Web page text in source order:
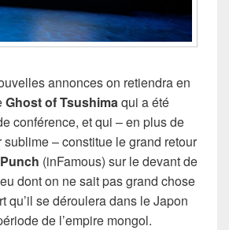
annonces on retiendra en
Ghost of Tsushimaqui a été
conférence, et qui – en plus de
– constitue le grand retour
(inFamous) sur le devant de
dont on ne sait pas grand chose
qu’il se déroulera dans le Japon
de l’empire mongol.